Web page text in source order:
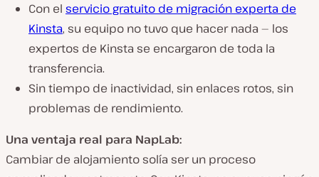
Con el servicio gratuito de migración experta de
Kinsta, su equipo no tuvo que hacer nada — los
expertos de Kinsta se encargaron de toda la
transferencia.
Sin tiempo de inactividad, sin enlaces rotos, sin
problemas de rendimiento.
Una ventaja real para NapLab:
Cambiar de alojamiento solía ser un proceso